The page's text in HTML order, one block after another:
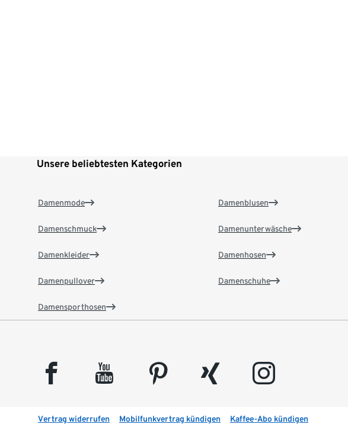
Unsere beliebtesten Kategorien
Damenmode
Damenschmuck
Damenkleider
Damenpullover
Damensporthosen
Damenblusen
Damenunterwäsche
Damenhosen
Damenschuhe
facebook youtube pinterest xing instagram
Vertrag widerrufen Mobilfunkvertrag kündigen Kaffee-Abo kündigen